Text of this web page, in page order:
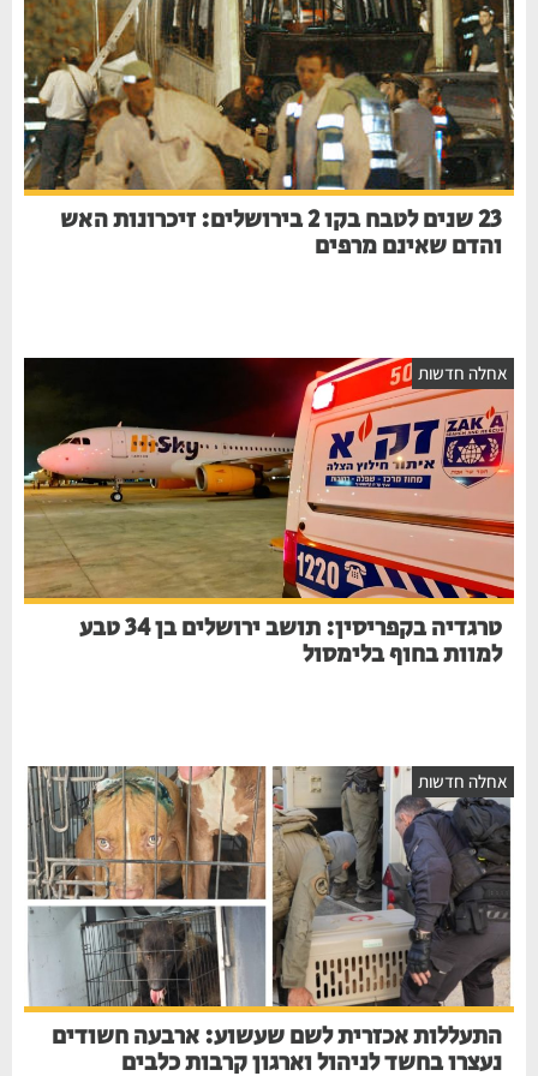
23 שנים לטבח בקו 2 בירושלים: זיכרונות האש
והדם שאינם מרפים
חדשות
טרגדיה בקפריסין: תושב ירושלים בן 34 טבע
למוות בחוף בלימסול
חדשות
התעללות אכזרית לשם שעשוע: ארבעה חשודים
נעצרו בחשד לניהול וארגון קרבות כלבים